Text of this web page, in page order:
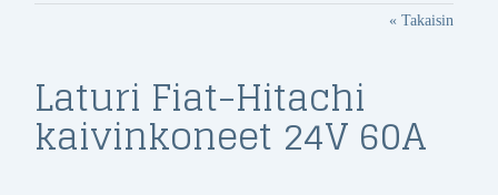
« Takaisin
Laturi Fiat-Hitachi
kaivinkoneet 24V 60A